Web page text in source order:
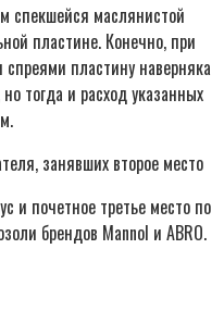
спекшейся маслянистой
пластине. Конечно, при
пластину наверняка
тогда и расход указанных
занявших второе место
и почетное третье место по
брендов Mannol и ABRO.